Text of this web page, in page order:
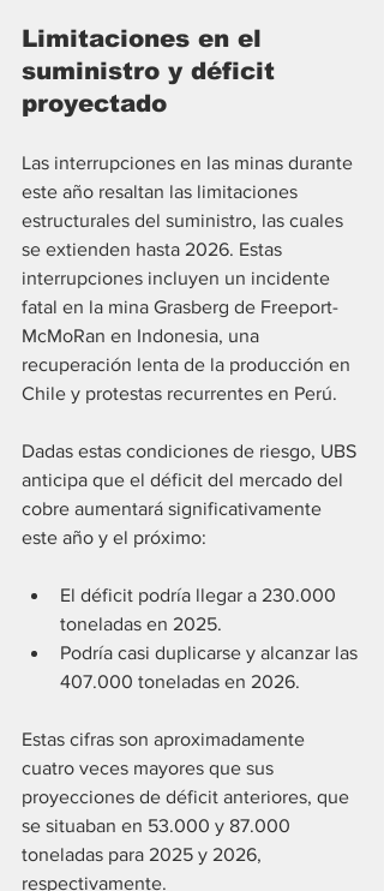
Limitaciones en el
suministro y déficit
proyectado
Las interrupciones en las minas durante
este año resaltan las limitaciones
estructurales del suministro, las cuales
se extienden hasta 2026. Estas
interrupciones incluyen un incidente
fatal en la mina Grasberg de Freeport-
McMoRan en Indonesia, una
recuperación lenta de la producción en
Chile y protestas recurrentes en Perú.
Dadas estas condiciones de riesgo, UBS
anticipa que el déficit del mercado del
cobre aumentará significativamente
este año y el próximo:
El déficit podría llegar a 230.000
toneladas en 2025.
Podría casi duplicarse y alcanzar las
407.000 toneladas en 2026.
Estas cifras son aproximadamente
cuatro veces mayores que sus
proyecciones de déficit anteriores, que
se situaban en 53.000 y 87.000
toneladas para 2025 y 2026,
respectivamente.